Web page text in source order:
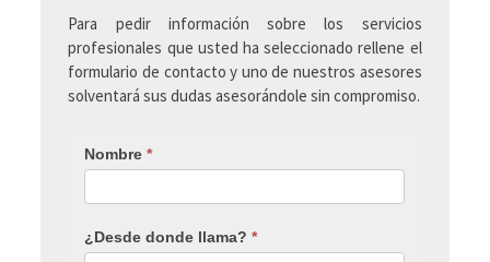
Para pedir información sobre los servicios
profesionales que usted ha seleccionado rellene el
formulario de contacto y uno de nuestros asesores
solventará sus dudas asesorándole sin compromiso.
Nombre*
¿Desde donde llama?*